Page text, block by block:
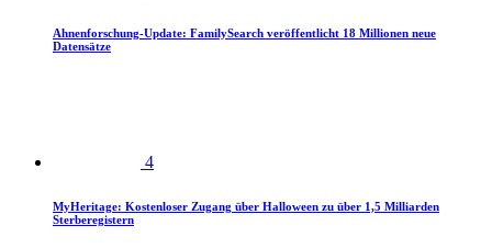
Ahnenforschung-Update: FamilySearch veröffentlicht 18 Millionen neue
Datensätze
4
MyHeritage: Kostenloser Zugang über Halloween zu über 1,5 Milliarden
Sterberegistern